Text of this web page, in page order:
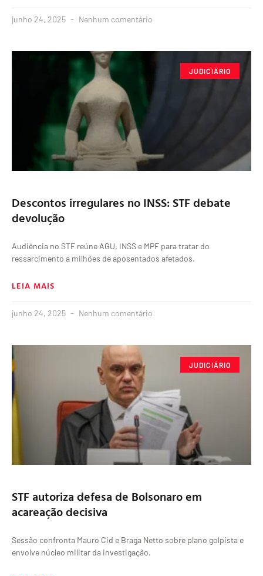
junho 24, 2025 Nenhum comentário
JUDICIÁRIO
Descontos irregulares no INSS: STF debate
devolução
Audiência no STF reúne AGU, INSS e MPF para tratar do
ressarcimento a milhões de aposentados afetados.
LEIA MAIS
junho 24, 2025 Nenhum comentário
JUDICIÁRIO
STF autoriza defesa de Bolsonaro em
acareação decisiva
Sessão confronta Mauro Cid e Braga Netto sobre plano golpista e
envolve núcleo militar da investigação.